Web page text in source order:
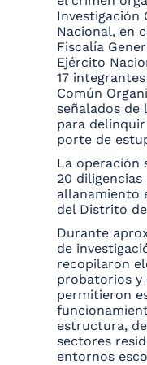
Investigación
Nacional, en
Fiscalía
Ejército
17
Común
señalados
para
porte de
La operación
20
allanamiento
del Distrito
Durante
de
recopilaron
probatorios y
permitieron
estructura,
sectores
entornos